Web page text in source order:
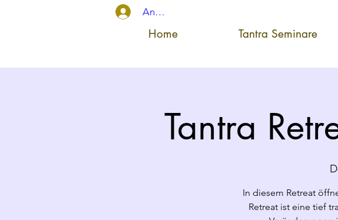
Anmelden
Home Tantra Seminare
Tantra
In diesem Retreat
Retreat ist eine tief